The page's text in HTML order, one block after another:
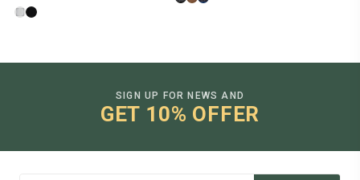
SIGN UP FOR NEWS AND
GET 10% OFFER